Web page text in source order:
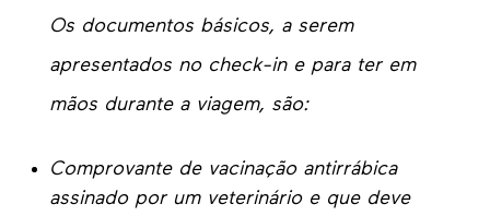
Os documentos básicos, a serem
apresentados no check-in e para ter em
mãos durante a viagem, são:
Comprovante de vacinação antirrábica
assinado por um veterinário e que deve